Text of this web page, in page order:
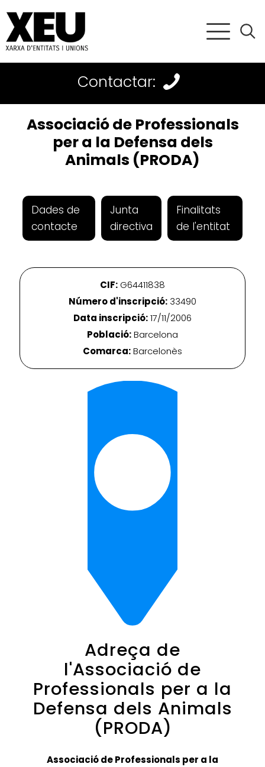
Contactar:
Associació de Professionals
per a la Defensa dels
Animals (PRODA)
Dades de
contacte
Junta
directiva
Finalitats
de l'entitat
CIF: G64411838
Número d'inscripció: 33490
Data inscripció:17/11/2006
Població:Barcelona
Comarca:Barcelonès
Adreça de
l'Associació de
Professionals per a la
Defensa dels Animals
(PRODA)
Associació de Professionals per a la